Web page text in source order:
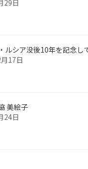
29日
ルシア没後10年を記念
17日
美絵子
24日